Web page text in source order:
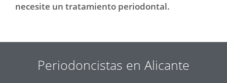
necesite un tratamiento periodontal.
Periodoncistas en Alicante